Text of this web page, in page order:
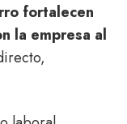
fortalecen
la empresa al